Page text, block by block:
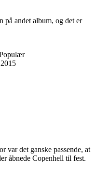
på andet album, og det er
var det ganske passende, at
åbnede Copenhell til fest.